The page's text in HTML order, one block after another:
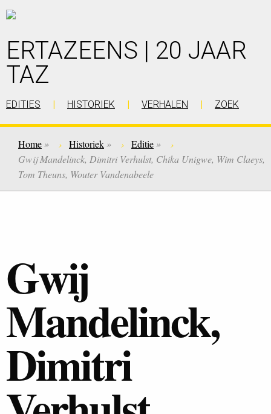
ERTAZEENS | 20 JAAR
TAZ
EDITIES HISTORIEK VERHALEN ZOEK
Home» Historiek» Editie»
Gwij Mandelinck, Dimitri Verhulst, Chika Unigwe, Wim Claeys,
Tom Theuns, Wouter Vandenabeele
Gwij
Mandelinck,
Dimitri